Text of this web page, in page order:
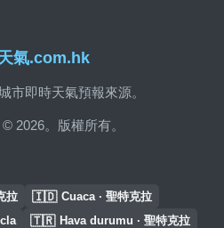
氣.com.hk
市即時天氣預報來源。
2026。版權所有。
拉 🇮🇩 Cuaca · 聖特克拉
🇹🇷 Hava durumu · 聖特克拉